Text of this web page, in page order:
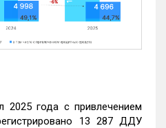
2025 года с привлечением
13 287 ДДУ